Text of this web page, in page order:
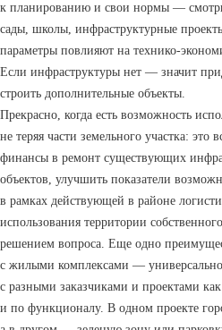
к планированию и свои нормы —
сады, школы, инфраструктурные
параметры повлияют на технико-
Если инфраструктуры нет — значит
строить дополнительные объекты.
Прекрасно, когда есть возможность
не теряя части земельного участка: это
финансы в ремонт существующих
объектов, улучшить показатели
в рамках действующей в районе
использования территории
решением вопроса. Еще одно
с жилыми комплексами —
с разными заказчиками и проектами
и по функционалу. В одном проекте